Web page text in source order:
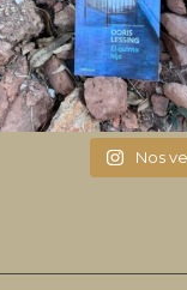
Nos